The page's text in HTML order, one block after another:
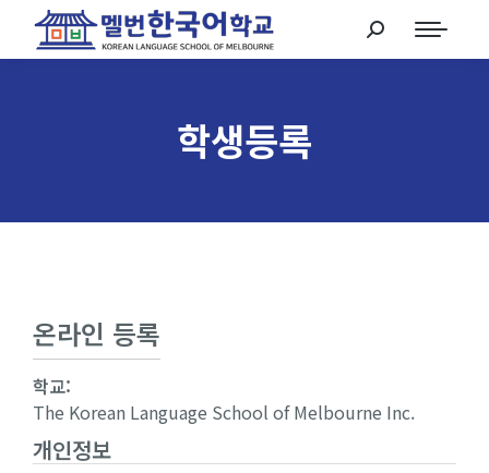
학생등록
온라인 등록
학교:
The Korean Language School of Melbourne Inc.
개인정보